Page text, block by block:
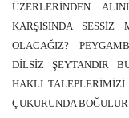
ÜZERLERİNDEN
KARŞISINDA
OLACAĞIZ?
DİLSİZ ŞEYTANDIR
HAKLI
ÇUKURUNDA